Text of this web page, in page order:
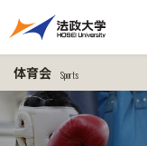
体育会 Sports